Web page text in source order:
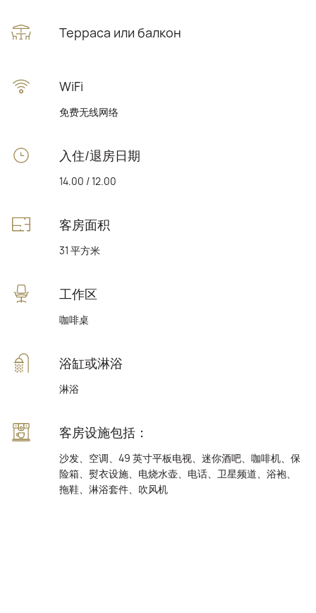
Терраса или балкон
WiFi
免费无线网络
入住/退房日期
14.00 / 12.00
客房面积
31 平方米
工作区
咖啡桌
浴缸或淋浴
淋浴
客房设施包括：
沙发、空调、49 英寸平板电视、迷你酒吧、咖啡机、保
险箱、熨衣设施、电烧水壶、电话、卫星频道、浴袍、
拖鞋、淋浴套件、吹风机